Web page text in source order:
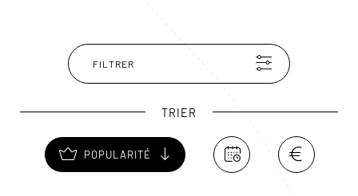
FILTRER
TRIER
POPULARITÉ